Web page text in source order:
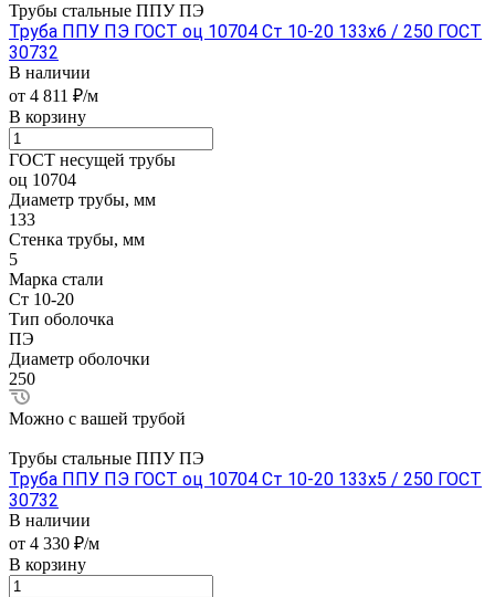
Трубы стальные ППУ ПЭ
Труба ППУ ПЭ ГОСТ оц 10704 Ст 10-20 133x6 / 250 ГОСТ
30732
В наличии
от 4 811 ₽/м
В корзину
ГОСТ несущей трубы
оц 10704
Диаметр трубы, мм
133
Стенка трубы, мм
5
Марка стали
Ст 10-20
Тип оболочка
ПЭ
Диаметр оболочки
250
Можно с вашей трубой
Трубы стальные ППУ ПЭ
Труба ППУ ПЭ ГОСТ оц 10704 Ст 10-20 133x5 / 250 ГОСТ
30732
В наличии
от 4 330 ₽/м
В корзину